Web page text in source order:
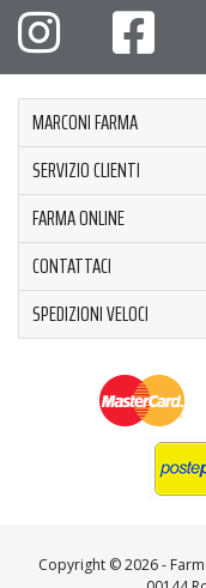
MARCONI FARMA
SERVIZIO CLIENTI
FARMA ONLINE
CONTATTACI
SPEDIZIONI VELOCI
Copyright ©2026 -